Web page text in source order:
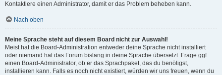
Kontaktiere einen Administrator, damit er das Problem beheben kann.
Nach oben
Meine Sprache steht auf diesem Board nicht zur Auswahl!
Meist hat die Board-Administration entweder deine Sprache nicht installiert
oder niemand hat das Forum bislang in deine Sprache übersetzt. Frage ggf.
einen Board-Administrator, ob er das Sprachpaket, das du benötigst,
installieren kann. Falls es noch nicht existiert, würden wir uns freuen, wenn du